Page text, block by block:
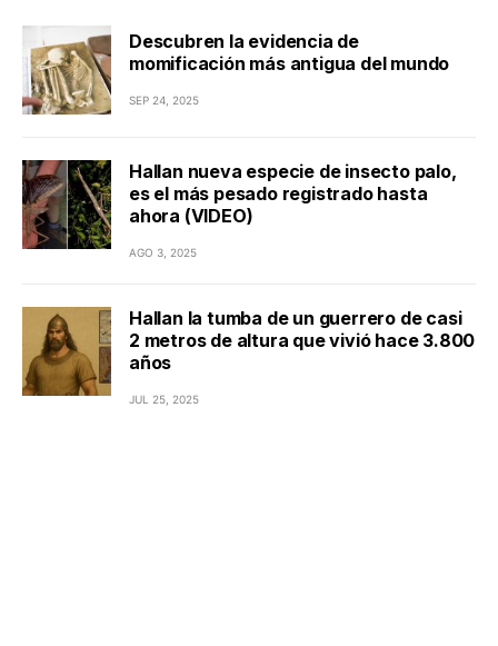
Descubren la evidencia de
momificación más antigua del mundo
SEP 24, 2025
Hallan nueva especie de insecto palo,
es el más pesado registrado hasta
ahora (VIDEO)
AGO 3, 2025
Hallan la tumba de un guerrero de casi
2 metros de altura que vivió hace 3.800
años
JUL 25, 2025